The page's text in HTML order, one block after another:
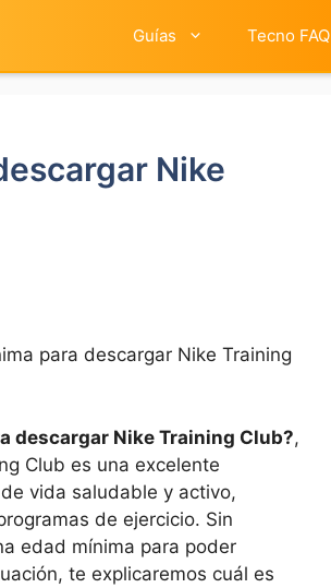
Guías Tecno FAQ
Nike
para descargar Nike Training
descargar ⁤Nike Training Club?,
​Club es una excelente⁢
‌vida saludable y activo,
de ejercicio.⁢ Sin
edad mínima para poder
te explicaremos cuál es